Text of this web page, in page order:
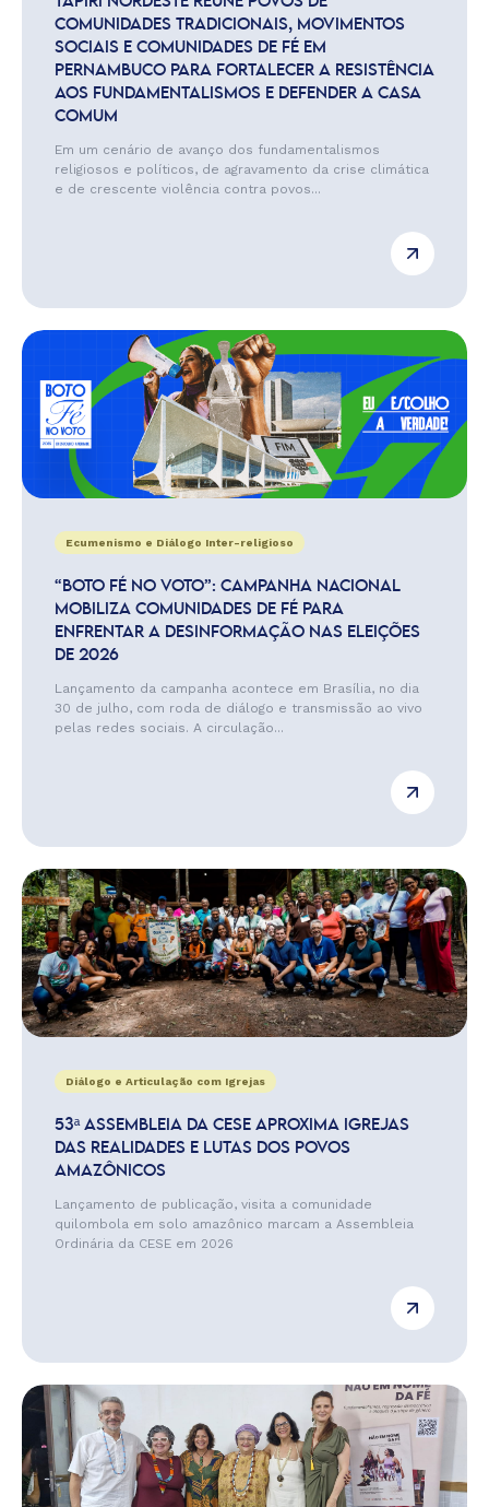
COMUNIDADES TRADICIONAIS, MOVIMENTOS
SOCIAIS E COMUNIDADES DE FÉ EM
PERNAMBUCO PARA FORTALECER A RESISTÊNCIA
AOS FUNDAMENTALISMOS E DEFENDER A CASA
COMUM
Em um cenário de avanço dos fundamentalismos
religiosos e políticos, de agravamento da crise climática
e de crescente violência contra povos...
Ecumenismo e Diálogo Inter-religioso
“BOTO FÉ NO VOTO”: CAMPANHA NACIONAL
MOBILIZA COMUNIDADES DE FÉ PARA
ENFRENTAR A DESINFORMAÇÃO NAS ELEIÇÕES
DE 2026
Lançamento da campanha acontece em Brasília, no dia
30 de julho, com roda de diálogo e transmissão ao vivo
pelas redes sociais. A circulação...
Diálogo e Articulação com Igrejas
53ª ASSEMBLEIA DA CESE APROXIMA IGREJAS
DAS REALIDADES E LUTAS DOS POVOS
AMAZÔNICOS
Lançamento de publicação, visita a comunidade
quilombola em solo amazônico marcam a Assembleia
Ordinária da CESE em 2026